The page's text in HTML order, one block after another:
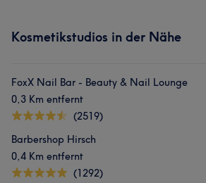
Kosmetikstudios in der Nähe
FoxX Nail Bar - Beauty & Nail Lounge
0,3 Km entfernt
(2519)
Barbershop Hirsch
0,4 Km entfernt
(1292)